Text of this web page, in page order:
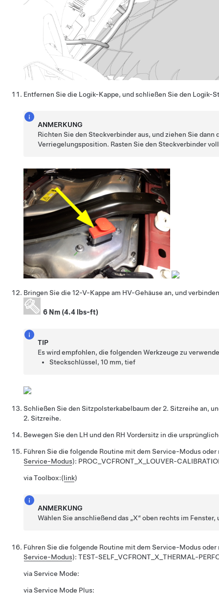
Entfernen Sie die Logik-Kappe, und schließen Sie den Logik-
ANMERKUNG
Richten Sie den Steckverbinder aus, und ziehen Sie dann
Verriegelungsposition. Rasten Sie den Steckverbinder
Bringen Sie die 12-V-Kappe am HV-Gehäuse an, und
6 Nm (4.4 lbs-ft)
TIP
Es wird empfohlen, die folgenden Werkzeuge zu
Steckschlüssel, 10 mm, tief
Schließen Sie den Sitzpolsterkabelbaum der 2. Sitzreihe an,
2. Sitzreihe.
Bewegen Sie den LH und den RH Vordersitz in die
Führen Sie die folgende Routine mit dem Service-Modus
Service-Modus): PROC_VCFRONT_X_LOUVER-
via Toolbox:(link)
ANMERKUNG
Wählen Sie anschließend das „X“ oben rechts im Fenster,
Führen Sie die folgende Routine mit dem Service-Modus
Service-Modus): TEST-SELF_VCFRONT_X_THERMAL-
via Service Mode:
via Service Mode Plus: